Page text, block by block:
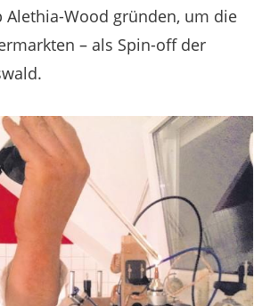
Alethia-Wood gründen, um die
– als Spin-off der